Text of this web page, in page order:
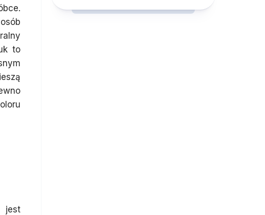
to
jest